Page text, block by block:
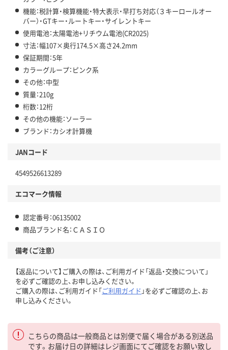
機能：税計算・検算機能・特大表示・早打ち対応（３キーロールオー
バー）・GTキー・ルートキー・サイレントキー
使用電池：太陽電池+リチウム電池(CR2025)
寸法：幅107×奥行174.5×高さ24.2mm
保証期間：5年
カラーグループ：ピンク系
その他：中型
質量：210g
桁数：12桁
その他の機能：ソーラー
ブランド：カシオ計算機
JANコード
4549526613289
エコマーク情報
認定番号：06135002
商品ブランド名：ＣＡＳＩＯ
備考（ご注意）
【返品について】ご購入の際は、ご利用ガイド「返品・交換について」
を必ずご確認の上、お申し込みください。
ご購入の際は、ご利用ガイド「ご利用ガイド 」を必ずご確認の上、お
申し込みください。
こちらの商品は一般商品とは別便で届く場合がある別送品
です。お届け日の詳細はレジ画面にてご確認をお願い致し